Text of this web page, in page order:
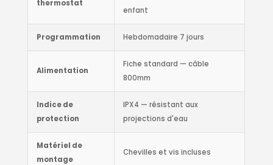
thermostat
enfant
Programmation Hebdomadaire 7 jours
Alimentation
Fiche standard — câble
800mm
Indice de
protection
IPX4 — résistant aux
projections d'eau
Matériel de
montage
Chevilles et vis incluses